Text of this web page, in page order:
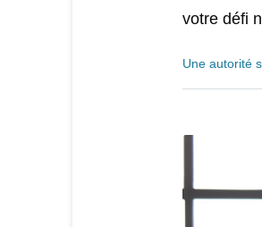
votre défi
Une autorité